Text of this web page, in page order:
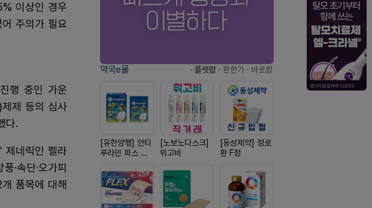
이상인 경우
주의가 필요
행 중인 가운
제 등의 심사
다.
제네릭인 펠라
·속단·오가피
개 품목에 대해
약국e몰 · 플랫팜 · 편한가 · 바로팜
[유한양행] 안티
푸라민 파스 시
[노보노디스크]
위고비
[동성제약] 정로
환 F정